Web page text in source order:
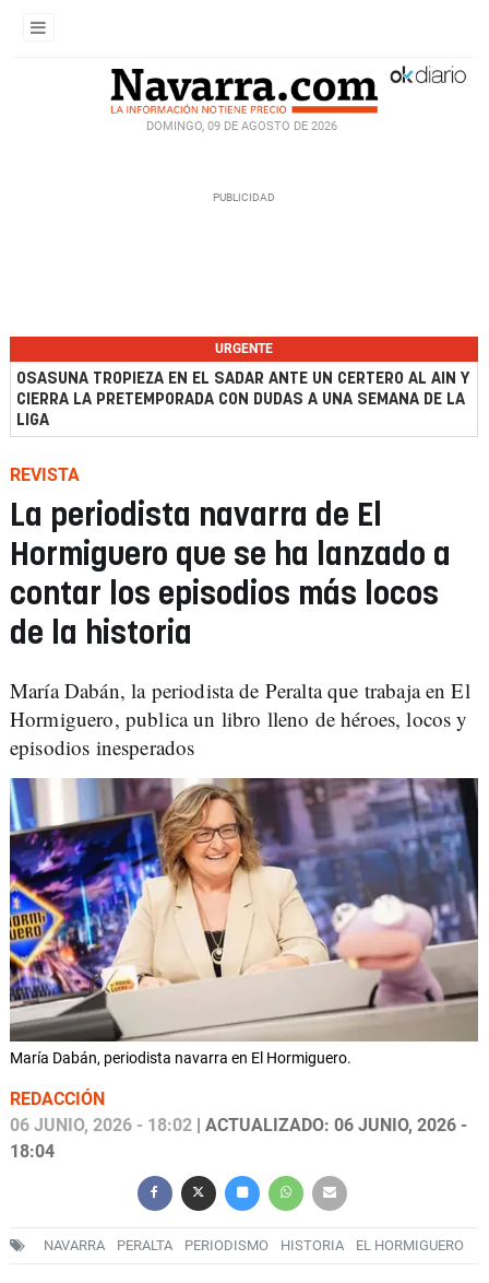
DOMINGO, 09 DE AGOSTO DE 2026
URGENTE
OSASUNA TROPIEZA EN EL SADAR ANTE UN CERTERO AL AIN Y
CIERRA LA PRETEMPORADA CON DUDAS A UNA SEMANA DE LA
LIGA
REVISTA
La periodista navarra de El
Hormiguero que se ha lanzado a
contar los episodios más locos
de la historia
María Dabán, la periodista de Peralta que trabaja en El
Hormiguero, publica un libro lleno de héroes, locos y
episodios inesperados
María Dabán, periodista navarra en El Hormiguero.
REDACCIÓN
06 JUNIO, 2026 - 18:02 | ACTUALIZADO: 06 JUNIO, 2026 -
18:04
NAVARRA PERALTA PERIODISMO HISTORIA EL HORMIGUERO